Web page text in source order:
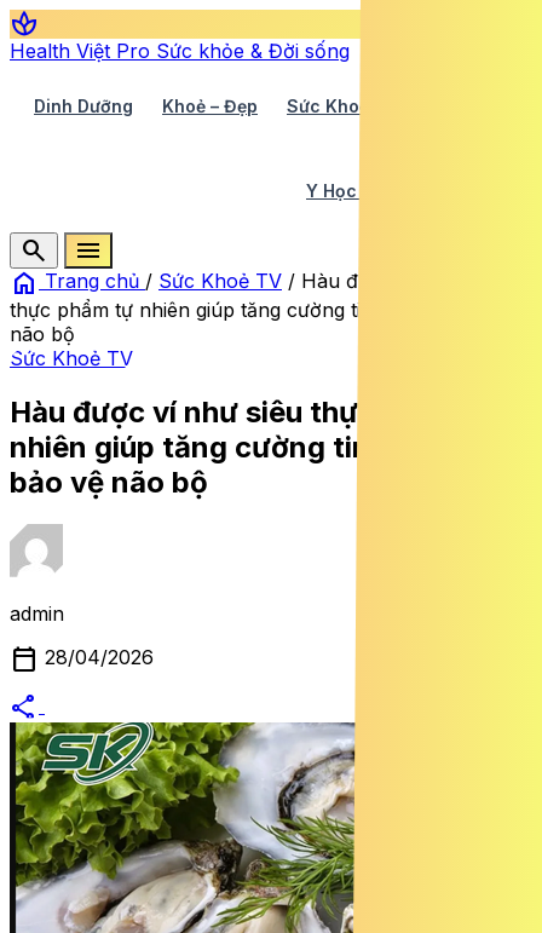
spa
Health Việt Pro Sức khỏe & Đời sống
Dinh Dưỡng Khoẻ – Đẹp Sức Khoẻ TV
Y Học Cổ Truyền
search
menu
home Trang chủ / Sức Khoẻ TV / Hàu được ví như siêu
thực phẩm tự nhiên giúp tăng cường tim mạch và bảo vệ
não bộ
Sức Khoẻ TV
Hàu được ví như siêu thực phẩm tự
nhiên giúp tăng cường tim mạch và
bảo vệ não bộ
admin
calendar_today 28/04/2026
share